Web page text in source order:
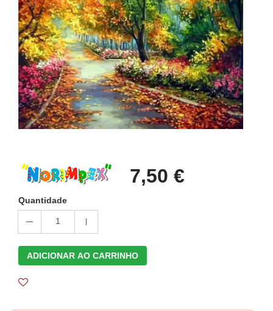
7,50 €
Quantidade
1
ADICIONAR AO CARRINHO